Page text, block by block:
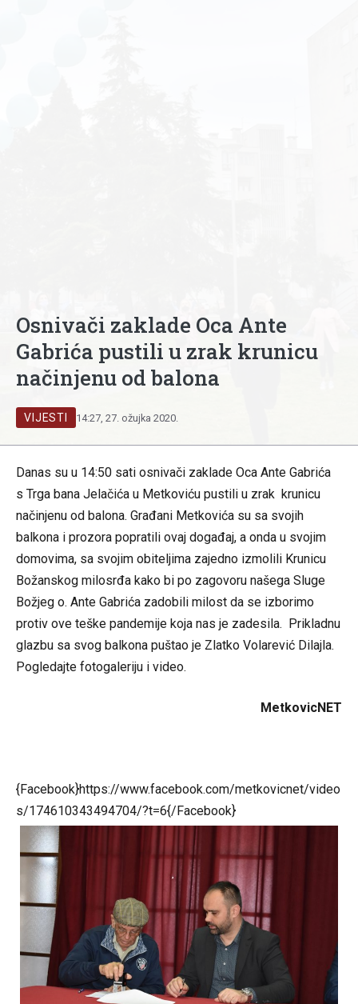
Osnivači zaklade Oca Ante
Gabrića pustili u zrak krunicu
načinjenu od balona
VIJESTI 14:27, 27. ožujka 2020.
Danas su u 14:50 sati osnivači zaklade Oca Ante Gabrića
s Trga bana Jelačića u Metkoviću pustili u zrak krunicu
načinjenu od balona. Građani Metkovića su sa svojih
balkona i prozora popratili ovaj događaj, a onda u svojim
domovima, sa svojim obiteljima zajedno izmolili Krunicu
Božanskog milosrđa kako bi po zagovoru našega Sluge
Božjeg o. Ante Gabrića zadobili milost da se izborimo
protiv ove teške pandemije koja nas je zadesila. Prikladnu
glazbu sa svog balkona puštao je Zlatko Volarević Dilajla.
Pogledajte fotogaleriju i video.
MetkovicNET
{Facebook}https://www.facebook.com/metkovicnet/video
s/174610343494704/?t=6{/Facebook}